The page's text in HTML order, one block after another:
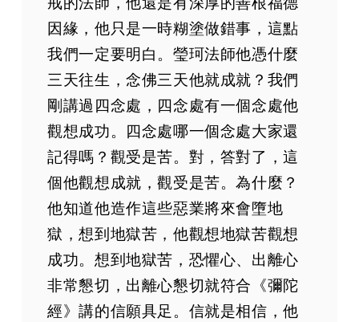
因緣，他只是一時糊塗做錯事，這點
我們一定要明白。瑩珂法師他憑什麼
三天往生，念佛三天他就成就？我們
剛講過四念處，四念處有一個念處他
觀想成功。四念處哪一個念處大家還
記得嗎？觀受是苦。對，答對了，這
個他觀想成就，觀受是苦。為什麼？
他知道他造作這些惡業將來會墮地
獄，想到地獄苦，他觀想地獄苦觀想
成功。想到地獄苦，恐懼心、出離心
非常懇切，出離心懇切就符合《彌陀
經》講的信願具足。信就是相信，他